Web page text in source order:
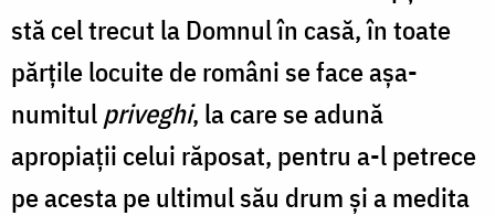
stă cel trecut la Domnul în casă, în toate
părțile locuite de români se face așa-
numitulpriveghi, la care se adună
apropiații celui răposat, pentru a-l petrece
pe acesta pe ultimul său drum și a medita